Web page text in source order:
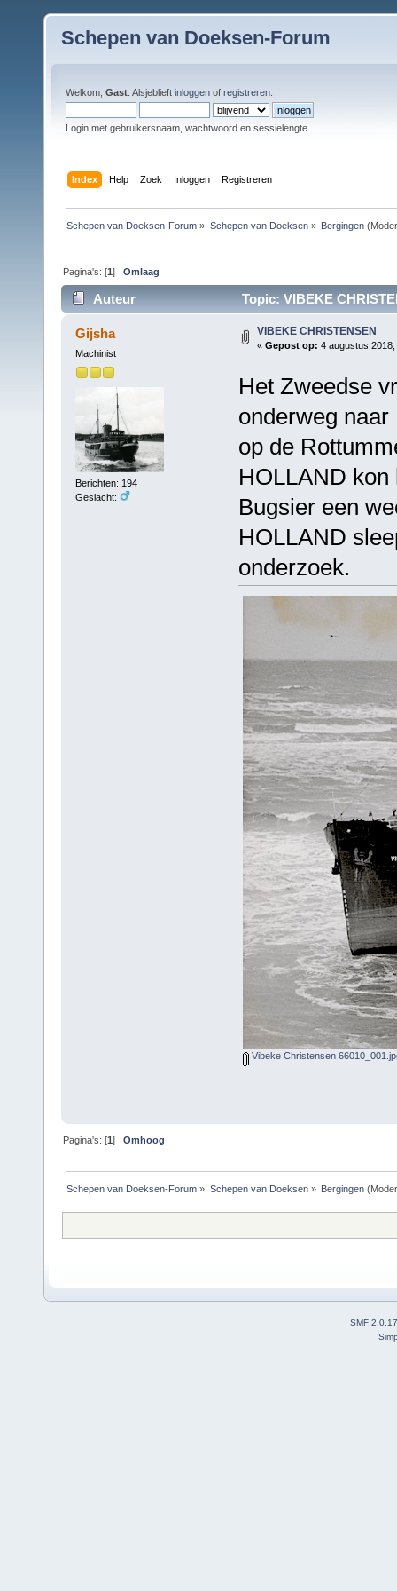
Schepen van Doeksen-Forum
Welkom, Gast . Alsjeblieft inloggen of registreren
Login met gebruikersnaam, wachtwoord en sessielengte
Index Help Zoek Inloggen Registreren
Schepen van Doeksen-Forum » Schepen van Doeksen» Bergingen
Pagina's: [1]Omlaag
Auteur Topic: VIBEKE
Gijsha
Machinist
Berichten: 194
Geslacht:
VIBEKE CHRISTENSEN
« Gepost op: 4 augustus
Het Zweedse
onderweg
op de
HOLLAND kon
Bugsier een
HOLLAND
onderzoek.
Vibeke Christensen
Pagina's: [1]Omhoog
Schepen van Doeksen-Forum » Schepen van Doeksen» Bergingen
SMF 2.0.17